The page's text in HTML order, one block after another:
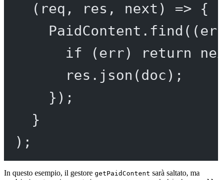
( req , res , next ) => {
PaidContent. find ((
if (err) return
res. json (doc);
});
}
);
In questo esempio, il gestore getPaidContent sarà saltato, ma